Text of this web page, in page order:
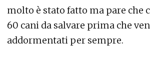
molto è stato fatto ma pare che
60 cani da salvare prima che
addormentati per sempre.